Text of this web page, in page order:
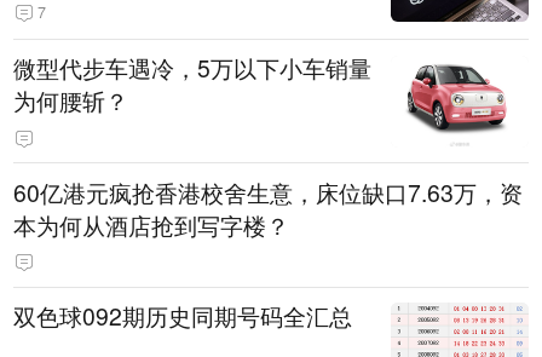
7
微型代步车遇冷，5万以下小车销量
为何腰斩？
60亿港元疯抢香港校舍生意，床位缺口7.63万，资
本为何从酒店抢到写字楼？
双色球092期历史同期号码全汇总